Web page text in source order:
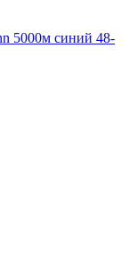
5000м синий 48-